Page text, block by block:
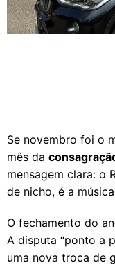
Se novembro foi o
mês da
mensagem clara: o
de nicho, é a
O fechamento do
A disputa “ponto a
uma nova troca de